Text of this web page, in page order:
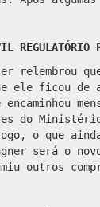
REGULATÓRIO
relembrou
ele ficou de
do
o que
será o
outros